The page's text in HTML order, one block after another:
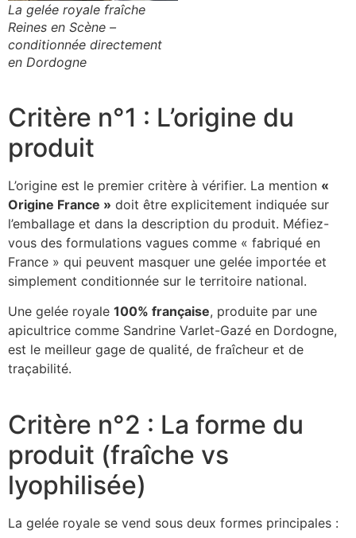
La gelée royale fraîche
Reines en Scène –
conditionnée directement
en Dordogne
Critère n°1 : L’origine du
produit
L’origine est le premier critère à vérifier. La mention «
Origine France » doit être explicitement indiquée sur
l’emballage et dans la description du produit. Méfiez-
vous des formulations vagues comme « fabriqué en
France » qui peuvent masquer une gelée importée et
simplement conditionnée sur le territoire national.
Une gelée royale 100% française, produite par une
apicultrice comme Sandrine Varlet-Gazé en Dordogne,
est le meilleur gage de qualité, de fraîcheur et de
traçabilité.
Critère n°2 : La forme du
produit (fraîche vs
lyophilisée)
La gelée royale se vend sous deux formes principales :